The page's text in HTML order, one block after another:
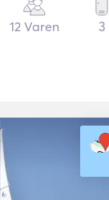
12 Varen 3